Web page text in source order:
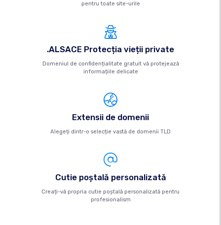
pentru toate site-urile
.ALSACE Protecția vieții private
Domeniul de confidențialitate gratuit vă protejează
informațiile delicate
Extensii de domenii
Alegeți dintr-o selecție vastă de domenii TLD
Cutie poştală personalizată
Creați-vă propria cutie poștală personalizată pentru
profesionalism